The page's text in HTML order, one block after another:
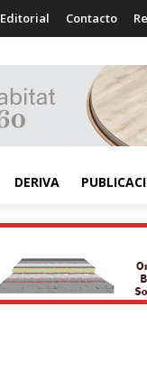
Editorial Contacto
DERIVA